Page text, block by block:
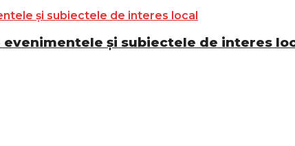
evenimentele și subiectele de interes